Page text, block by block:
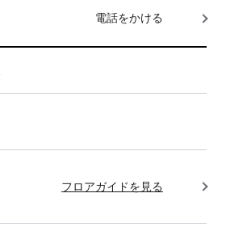
電話をかける
フロアガイドを見る